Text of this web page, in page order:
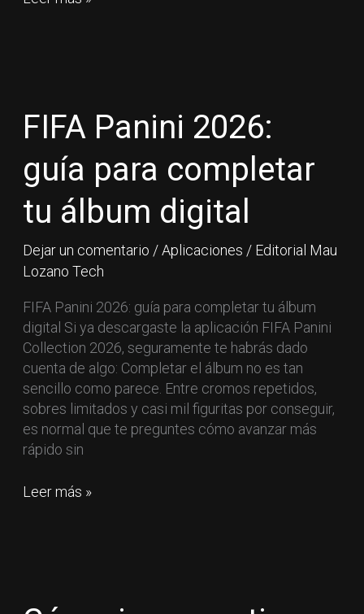
FIFA Panini 2026:
guía para completar
tu álbum digital
Dejar un comentario /Aplicaciones / Editorial Mau
Lozano Tech
FIFA Panini 2026: guía para completar tu álbum
digital Si ya descargaste la aplicación FIFA Panini
Collection 2026, seguramente te habrás dado
cuenta de algo: Completar el álbum no es tan
sencillo como parece. Entre cromos repetidos,
sobres limitados y casi mil figuritas por conseguir,
es normal que te preguntes cómo avanzar más
rápido sin
2026:
guía
completar
álbum
Leer más »
gratis